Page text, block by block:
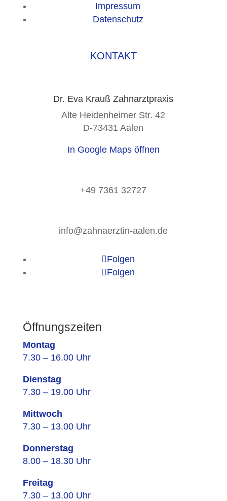
Impressum
Datenschutz
KONTAKT
Dr. Eva Krauß Zahnarztpraxis
Alte Heidenheimer Str. 42
D-73431 Aalen
In Google Maps öffnen
+49 7361 32727
info@zahnaerztin-aalen.de
Folgen
Folgen
Öffnungszeiten
Montag
7.30 – 16.00 Uhr
Dienstag
7.30 – 19.00 Uhr
Mittwoch
7.30 – 13.00 Uhr
Donnerstag
8.00 – 18.30 Uhr
Freitag
7.30 – 13.00 Uhr